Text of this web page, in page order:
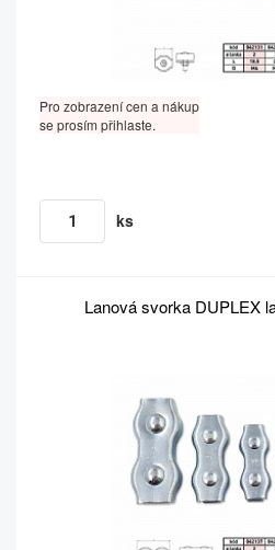
Pro zobrazení cen a nákup
se prosím přihlaste.
ks
Lanová svorka DUPLEX